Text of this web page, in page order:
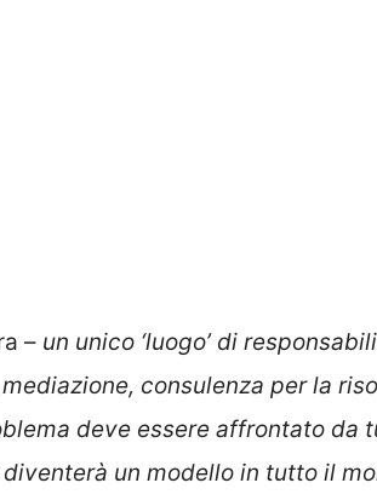
– un unico ‘luogo’ di
consulenza per la
deve essere affrontato da
un modello in tutto il